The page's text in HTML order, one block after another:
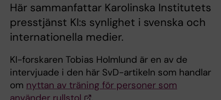
Här sammanfattar Karolinska Institutets
presstjänst KI:s synlighet i svenska och
internationella medier.
KI-forskaren Tobias Holmlund är en av de
intervjuade i den här SvD-artikeln som handlar
om nyttan av träning för personer som